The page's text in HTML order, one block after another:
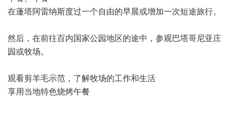
在蓬塔阿雷纳斯度过一个自由的早晨或增加一次短途旅行。
然后，在前往百内国家公园地区的途中，参观巴塔哥尼亚庄
园或牧场。
观看剪羊毛示范，了解牧场的工作和生活
享用当地特色烧烤午餐